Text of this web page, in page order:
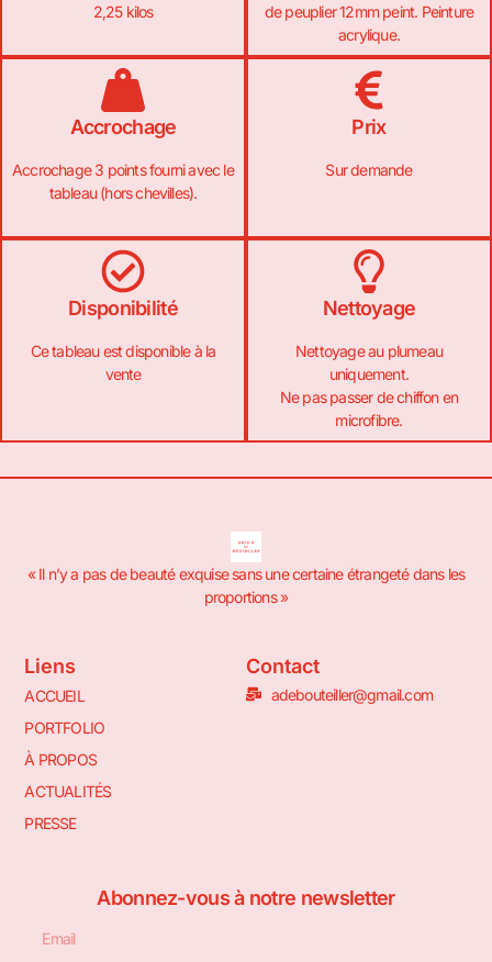
2,25 kilos
de peuplier 12mm peint. Peinture
acrylique.
Accrochage
Accrochage 3 points fourni avec le
tableau (hors chevilles).
Prix
Sur demande
Disponibilité
Ce tableau est disponible à la
vente
Nettoyage
Nettoyage au plumeau
uniquement.
Ne pas passer de chiffon en
microfibre.
« Il n’y a pas de beauté exquise sans une certaine étrangeté dans les
proportions »
Liens
ACCUEIL
PORTFOLIO
À PROPOS
ACTUALITÉS
PRESSE
Contact
adebouteiller@gmail.com
Abonnez-vous à notre newsletter